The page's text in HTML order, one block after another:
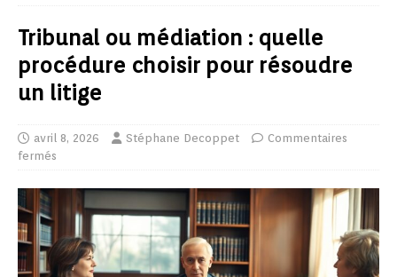
Tribunal ou médiation : quelle
procédure choisir pour résoudre
un litige
avril 8, 2026 Stéphane Decoppet
Commentaires
fermés